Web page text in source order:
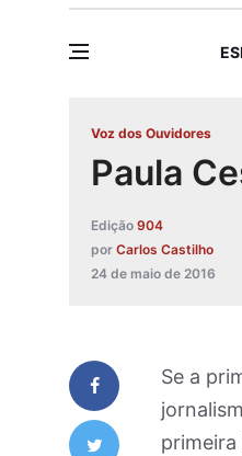
Voz dos Ouvidores
Paula
Edição 904
por Carlos Castilho
24 de maio de 2016
Se a
primeira